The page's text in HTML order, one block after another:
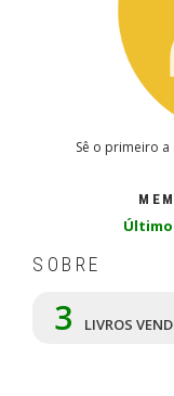
Sê o primeiro
Último
SOBRE
3 LIVROS